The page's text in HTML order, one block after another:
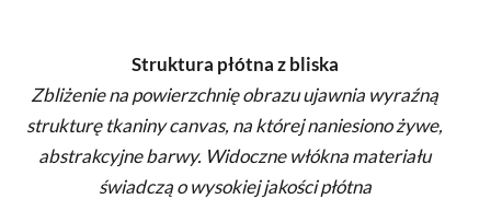
Struktura płótna z bliska
Zbliżenie na powierzchnię obrazu ujawnia wyraźną
strukturę tkaniny canvas, na której naniesiono żywe,
abstrakcyjne barwy. Widoczne włókna materiału
świadczą o wysokiej jakości płótna